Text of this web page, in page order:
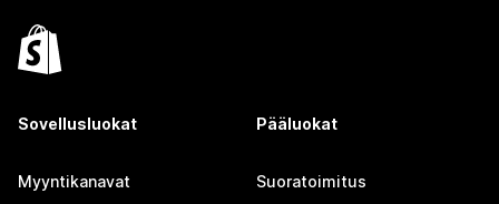
Sovellusluokat
Myyntikanavat
Pääluokat
Suoratoimitus